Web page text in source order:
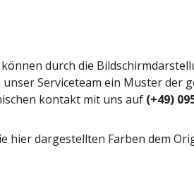
durch die
Serviceteam ein Muster der
kontakt mit uns auf (+49)
hier dargestellten Farben dem